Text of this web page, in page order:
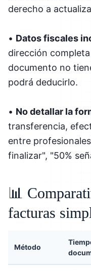
derecho a
• Datos fiscales
dirección
documento no
podrá deducirlo.
• No detallar la
transferencia,
entre
finalizar", "50%
📊
facturas
Método